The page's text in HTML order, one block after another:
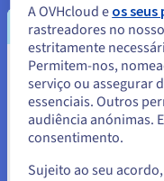
Após uma análise
fornecedores de
escolheu a
empresa é o
Parece que
Estados
Para encomendar a
A OVHcloud e os
rastreadores no
estritamente
Permitem-nos,
serviço ou assegurar
essenciais. Outros
audiência anónimas.
consentimento.
Sujeito ao seu